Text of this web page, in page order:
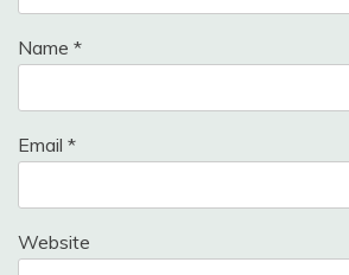
Name *
Email *
Website